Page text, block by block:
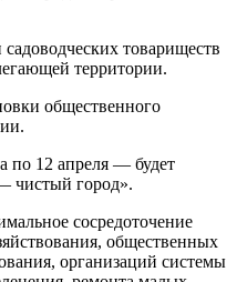
товариществ
территории.
общественного
по 12 апреля — будет
чистый город».
сосредоточение
общественных
организаций системы